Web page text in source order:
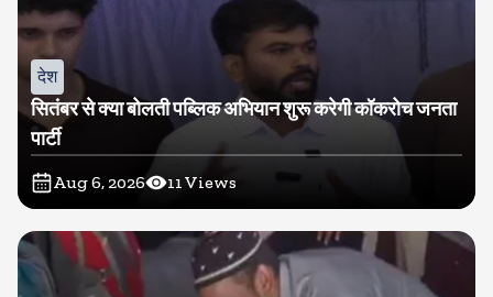
देश
सितंबर से क्या बोलती पब्लिक अभियान शुरू करेगी कॉकरोच जनता
पार्टी
Aug 6, 2026 11Views